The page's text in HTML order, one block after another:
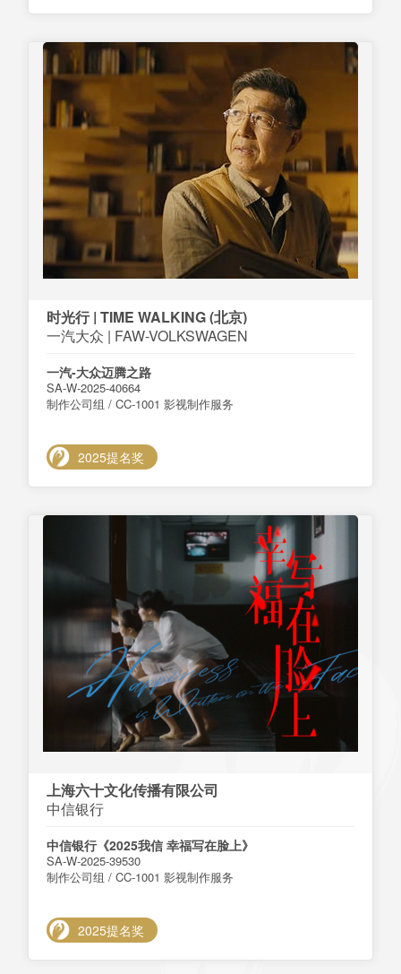
时光行 | TIME WALKING (北京)
一汽大众 | FAW-VOLKSWAGEN
一汽-大众迈腾之路
SA-W-2025-40664
制作公司组 / CC-1001 影视制作服务
2025提名奖
上海六十文化传播有限公司
中信银行
中信银行《2025我信 幸福写在脸上》
SA-W-2025-39530
制作公司组 / CC-1001 影视制作服务
2025提名奖